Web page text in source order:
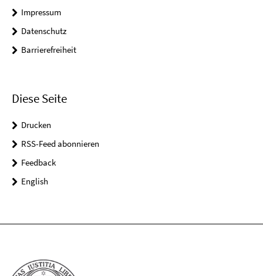
Impressum
Datenschutz
Barrierefreiheit
Diese Seite
Drucken
RSS-Feed abonnieren
Feedback
English